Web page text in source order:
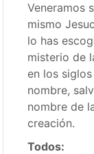
Veneramos
mismo
lo has
misterio de
en los
nombre,
nombre de
creación.
Todos: